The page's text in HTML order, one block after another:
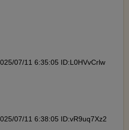
07/11 6:35:05 ID:L0HVvCrlw
07/11 6:38:05 ID:vR9uq7Xz2